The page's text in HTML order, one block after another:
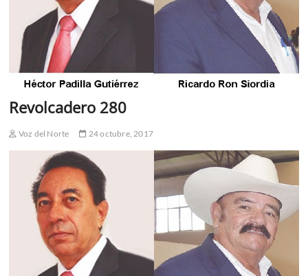
Revolcadero 280
Voz del Norte 24 octubre, 2017